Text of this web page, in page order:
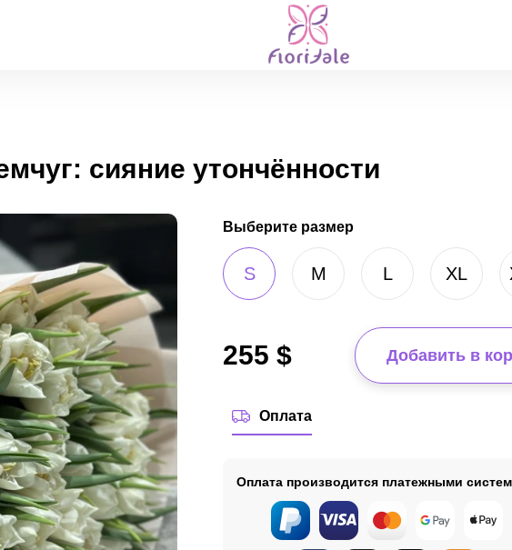
сияние утончённости
Выберите размер
S M L XL
255 $ Добавить в
Оплата
Оплата производится платежными